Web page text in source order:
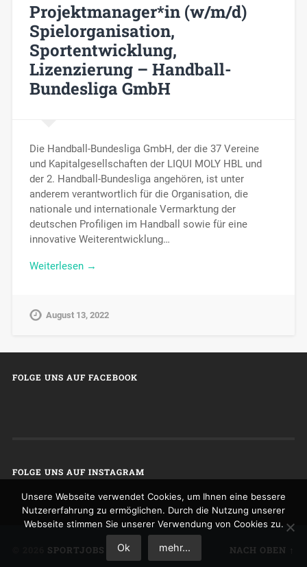
Projektmanager*in (w/m/d)
Spielorganisation,
Sportentwicklung,
Lizenzierung – Handball-
Bundesliga GmbH
Die Handball-Bundesliga GmbH, der die 37 Vereine
und Kapitalgesellschaften der LIQUI MOLY HBL und
der 2. Handball-Bundesliga angehören, ist unter
anderem verantwortlich für die Organisation, die
nationale und internationale Vermarktung der
deutschen Profiligen im Handball sowie für eine
innovative Weiterentwicklung…
Weiterlesen →
August 13, 2022
FOLGE UNS AUF FACEBOOK
FOLGE UNS AUF INSTAGRAM
SPORTJOBS NACH OBEN ↑
Unsere Webseite verwendet Cookies, um Ihnen eine bessere
Nutzererfahrung zu ermöglichen. Durch die Nutzung unserer
Webseite stimmen Sie unserer Verwendung von Cookies zu.
Ok mehr...